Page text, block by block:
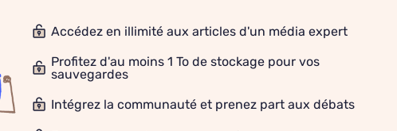
Accédez en illimité aux articles d'un média expert
Profitez d'au moins 1 To de stockage pour vos
sauvegardes
Intégrez la communauté et prenez part aux débats